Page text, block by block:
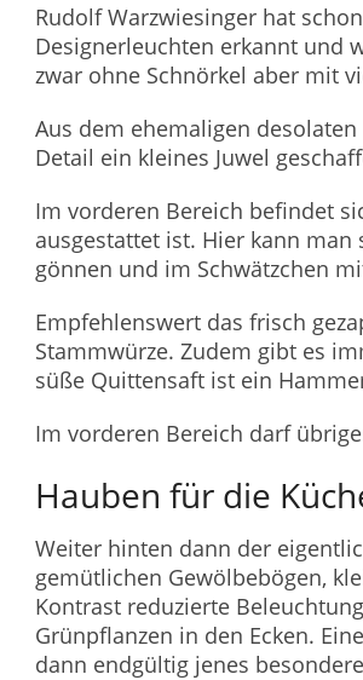
Rudolf Warzwiesinger hat
Designerleuchten erkannt und
zwar ohne Schnörkel aber mit
Aus dem ehemaligen
Detail ein kleines Juwel
Im vorderen Bereich befindet
ausgestattet ist. Hier kann
gönnen und im Schwätzchen
Empfehlenswert das frisch
Stammwürze. Zudem gibt es
süße Quittensaft ist ein
Im vorderen Bereich darf
Hauben für die
Weiter hinten dann der
gemütlichen Gewölbebögen,
Kontrast reduzierte
Grünpflanzen in den Ecken.
dann endgültig jenes